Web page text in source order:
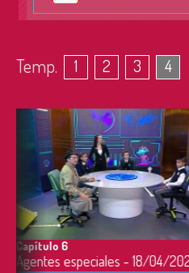
Temp. 1 2 3 4
Capítulo 6
Agentes especiales - 18/04/